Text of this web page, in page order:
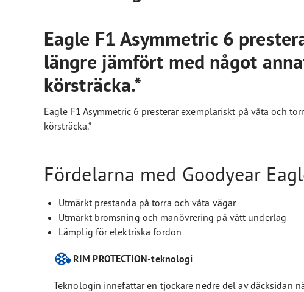
Eagle F1 Asymmetric 6
längre jämfört med något
körsträcka.*
Eagle F1 Asymmetric 6 presterar exemplariskt på våta och
körsträcka.*
Fördelarna med Goodyear
Utmärkt prestanda på torra och våta vägar
Utmärkt bromsning och manövrering på vått underlag
Lämplig för elektriska fordon
RIM PROTECTION-teknologi
Teknologin innefattar en tjockare nedre del av däcksidan